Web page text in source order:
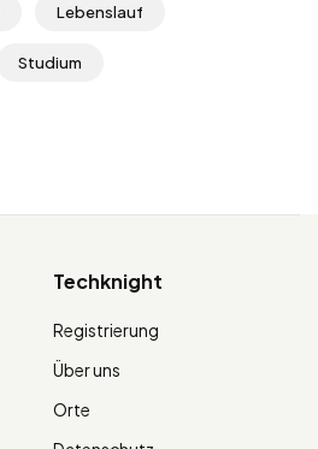
Lebenslauf
Studium
Techknight
Registrierung
Über uns
Orte